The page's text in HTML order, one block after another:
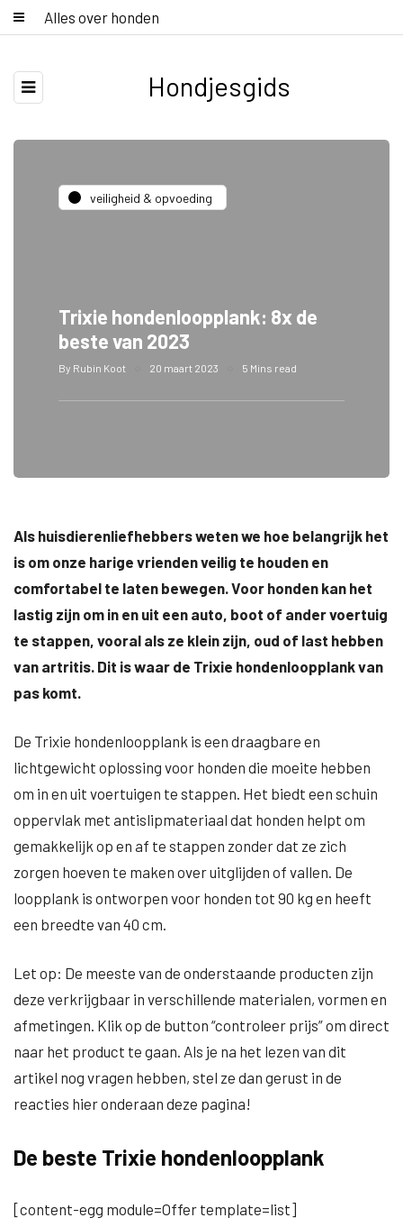
Alles over honden
Hondjesgids
veiligheid & opvoeding
Trixie hondenloopplank: 8x de
beste van 2023
By Rubin Koot 20 maart 2023 5 Mins read
Als huisdierenliefhebbers weten we hoe belangrijk het
is om onze harige vrienden veilig te houden en
comfortabel te laten bewegen. Voor honden kan het
lastig zijn om in en uit een auto, boot of ander voertuig
te stappen, vooral als ze klein zijn, oud of last hebben
van artritis. Dit is waar de Trixie hondenloopplank van
pas komt.
De Trixie hondenloopplank is een draagbare en
lichtgewicht oplossing voor honden die moeite hebben
om in en uit voertuigen te stappen. Het biedt een schuin
oppervlak met antislipmateriaal dat honden helpt om
gemakkelijk op en af te stappen zonder dat ze zich
zorgen hoeven te maken over uitglijden of vallen. De
loopplank is ontworpen voor honden tot 90 kg en heeft
een breedte van 40 cm.
Let op: De meeste van de onderstaande producten zijn
deze verkrijgbaar in verschillende materialen, vormen en
afmetingen. Klik op de button “controleer prijs” om direct
naar het product te gaan. Als je na het lezen van dit
artikel nog vragen hebben, stel ze dan gerust in de
reacties hier onderaan deze pagina!
De beste Trixie hondenloopplank
[content-egg module=Offer template=list]